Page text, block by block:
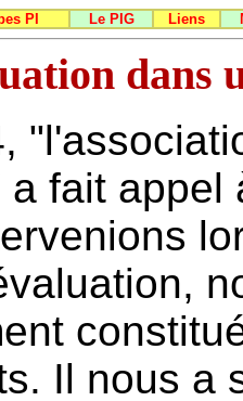
PI Le PIG Liens
dans
fait
Il nous a